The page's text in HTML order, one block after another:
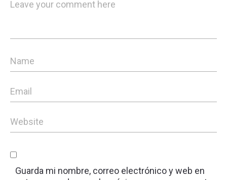
Guarda mi nombre, correo electrónico y web en